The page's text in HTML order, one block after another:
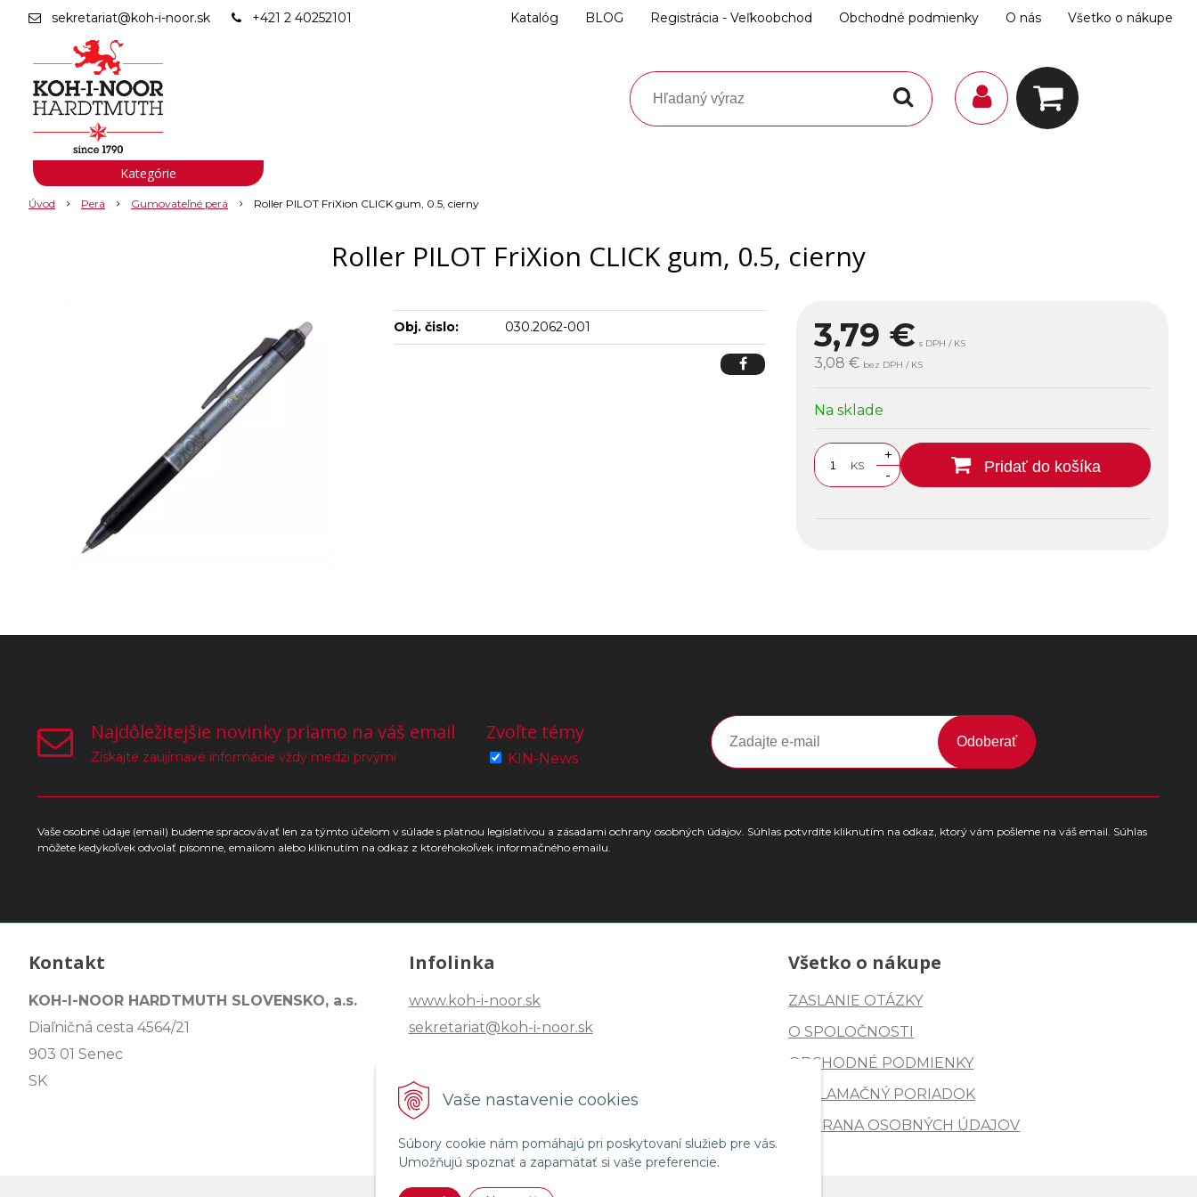
Vaše nastavenie cookies
Súbory cookie nám pomáhajú pri poskytovaní služieb pre vás.
Umožňujú spoznať a zapamätať si vaše preferencie.
sekretariat@koh-i-noor.sk +421 2 40252101 Katalóg BLOG Registrácia - Veľkoobchod Obchodné podmienky O nás Všetko o nákupe
Úvod Perá Gumovateľné perá Roller PILOT FriXion CLICK gum, 0.5, cierny
Roller PILOT FriXion CLICK gum, 0.5, cierny
3,79 € s DPH / KS
3,08 € bez DPH / KS
Na sklade
KS
+
-
Pridať do košíka
Obj. čislo: 030.2062-001
Kategórie
Najdôležitejšie novinky priamo na váš email
Získajte zaujímavé informácie vždy medzi prvými
Zvoľte témy
KIN-News
Odoberať
Vaše osobné údaje (email) budeme spracovávať len za týmto účelom v súlade s platnou legislatívou a zásadami ochrany osobných údajov. Súhlas potvrdíte kliknutím na odkaz, ktorý vám pošleme na váš email. Súhlas
môžete kedykoľvek odvolať písomne, emailom alebo kliknutím na odkaz z ktoréhokoľvek informačného emailu.
Kontakt
KOH-I-NOOR HARDTMUTH SLOVENSKO, a.s.
Diaľničná cesta 4564/21
903 01 Senec
SK
Infolinka
www.koh-i-noor.sk
sekretariat@koh-i-noor.sk
Tel: +421 2 40252101
Fax: +421 2 44872870
Všetko o nákupe
ZASLANIE OTÁZKY
O SPOLOČNOSTI
OBCHODNÉ PODMIENKY
REKLAMAČNÝ PORIADOK
OCHRANA OSOBNÝCH ÚDAJOV